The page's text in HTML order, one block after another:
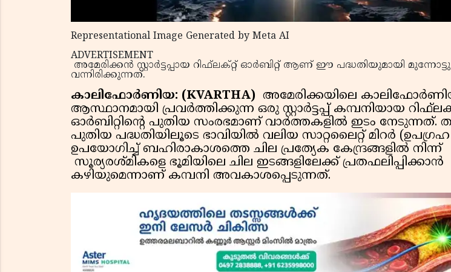
Representational Image Generated by Meta AI
ADVERTISEMENT
അമേരിക്കൻ സ്റ്റാർട്ടപ്പായ റിഫ്‌ലക്റ്റ് ഓർബിറ്റ് ആണ് ഈ പദ്ധതിയുമായി മുന്നോട്ടു
വന്നിരിക്കുന്നത്.
കാലിഫോർണിയ: (KVARTHA) അമേരിക്കയിലെ
ആസ്ഥാനമായി പ്രവര്‍ത്തിക്കുന്ന ഒരു സ്റ്റാര്‍ട്ടപ്പ് കമ്പനിയായ
ഓര്‍ബിറ്റിന്റെ പുതിയ സംരഭമാണ് വാര്‍ത്തകളില്‍ ഇടം നേടുന്നത്.
പുതിയ പദ്ധതിയിലൂടെ ഭാവിയില്‍ വലിയ സാറ്റലൈറ്റ് മിറര്‍ (ഉപഗ്രഹ
ഉപയോഗിച്ച് ബഹിരാകാശത്തെ ചില പ്രത്യേക കേന്ദ്രങ്ങളില്‍ നിന്ന്
സൂര്യരശ്മികളെ ഭൂമിയിലെ ചില ഇടങ്ങളിലേക്ക് പ്രതഫലിപ്പിക്കാന്‍
കഴിയുമെന്നാണ് കമ്പനി അവകാശപ്പെടുന്നത്.